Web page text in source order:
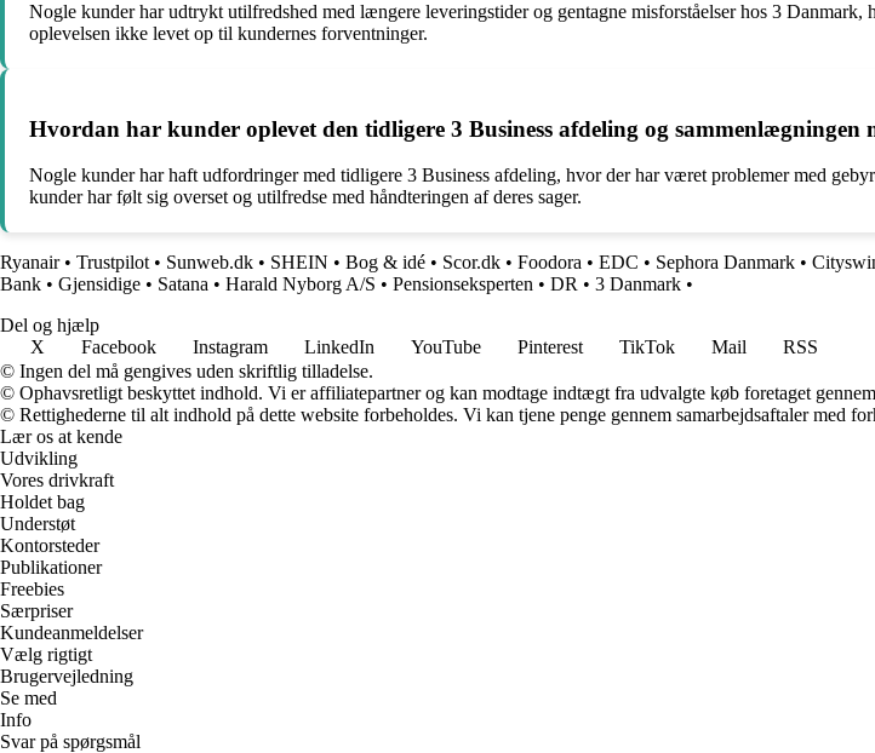
Nogle kunder har udtrykt utilfredshed med længere leveringstider og gentagne misforståelser hos 3
oplevelsen ikke levet op til kundernes forventninger.
Hvordan har kunder oplevet den tidligere 3 Business afdeling og sammenlægningen
Nogle kunder har haft udfordringer med tidligere 3 Business afdeling, hvor der har været problemer med
kunder har følt sig overset og utilfredse med håndteringen af deres sager.
Ryanair• Trustpilot • Sunweb.dk • SHEIN • Bog & idé • Scor.dk • Foodora • EDC • Sephora Danmark •
Bank • Gjensidige • Satana • Harald Nyborg A/S • Pensionseksperten • DR • 3 Danmark •
Del og hjælp
X
Facebook Instagram LinkedIn YouTube Pinterest TikTok Mail
RSS
© Ingen del må gengives uden skriftlig tilladelse.
© Ophavsretligt beskyttet indhold. Vi er affiliatepartner og kan modtage indtægt fra udvalgte køb foretaget
© Rettighederne til alt indhold på dette website forbeholdes. Vi kan tjene penge gennem samarbejdsaftaler med
Lær os at kende
Udvikling
Vores drivkraft
Holdet bag
Understøt
Kontorsteder
Publikationer
Freebies
Særpriser
Kundeanmeldelser
Vælg rigtigt
Brugervejledning
Se med
Info
Svar på spørgsmål